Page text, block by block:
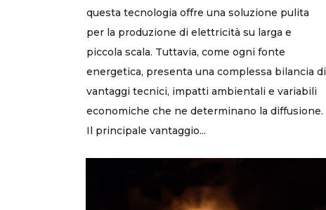
questa tecnologia offre una soluzione pulita
per la produzione di elettricità su larga e
piccola scala. Tuttavia, come ogni fonte
energetica, presenta una complessa bilancia di
vantaggi tecnici, impatti ambientali e variabili
economiche che ne determinano la diffusione.
Il principale vantaggio...